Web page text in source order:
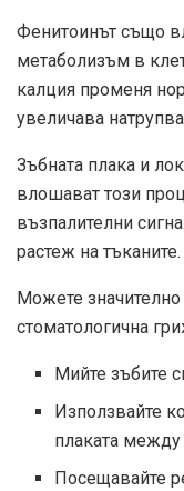
Фенитоинът също
метаболизъм в
калция променя
увеличава
Зъбната плака и
влошават този
възпалителни
растеж на тъканите.
Можете
стоматологична
Мийте зъбите
Използвайте
плаката между
Посещавайте